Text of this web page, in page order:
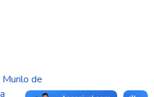
Murilo de